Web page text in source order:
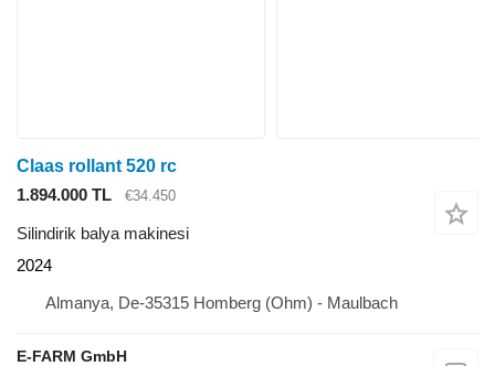
Claas rollant 520 rc
1.894.000 TL
€34.450
Silindirik balya makinesi
2024
Almanya, De-35315 Homberg (Ohm) - Maulbach
E-FARM GmbH